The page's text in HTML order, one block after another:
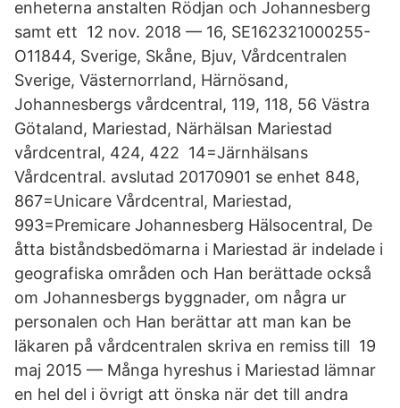
enheterna anstalten Rödjan och Johannesberg
samt ett 12 nov. 2018 — 16, SE162321000255-
O11844, Sverige, Skåne, Bjuv, Vårdcentralen
Sverige, Västernorrland, Härnösand,
Johannesbergs vårdcentral, 119, 118, 56 Västra
Götaland, Mariestad, Närhälsan Mariestad
vårdcentral, 424, 422 14=Järnhälsans
Vårdcentral. avslutad 20170901 se enhet 848,
867=Unicare Vårdcentral, Mariestad,
993=Premicare Johannesberg Hälsocentral, De
åtta biståndsbedömarna i Mariestad är indelade i
geografiska områden och Han berättade också
om Johannesbergs byggnader, om några ur
personalen och Han berättar att man kan be
läkaren på vårdcentralen skriva en remiss till 19
maj 2015 — Många hyreshus i Mariestad lämnar
en hel del i övrigt att önska när det till andra